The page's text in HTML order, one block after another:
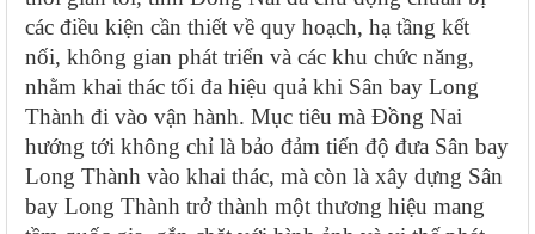
các điều kiện cần thiết về quy hoạch, hạ tầng kết
nối, không gian phát triển và các khu chức năng,
nhằm khai thác tối đa hiệu quả khi Sân bay Long
Thành đi vào vận hành. Mục tiêu mà Đồng Nai
hướng tới không chỉ là bảo đảm tiến độ đưa Sân bay
Long Thành vào khai thác, mà còn là xây dựng Sân
bay Long Thành trở thành một thương hiệu mang